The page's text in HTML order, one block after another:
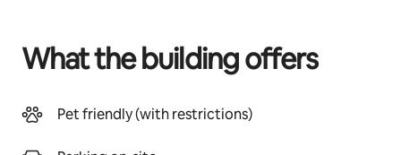
What the building offers
Pet friendly (with restrictions)